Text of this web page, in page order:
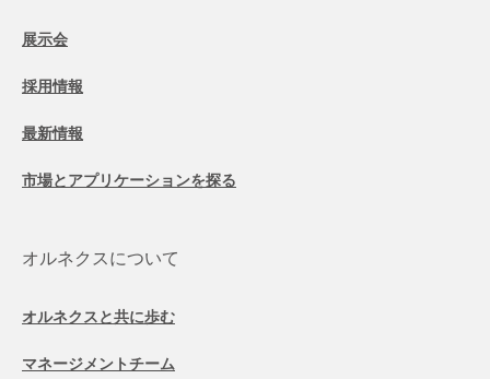
展示会
採用情報
最新情報
市場とアプリケーションを探る
オルネクスについて
オルネクスと共に歩む
マネージメントチーム